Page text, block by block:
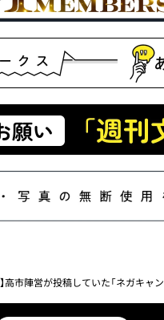
「ネガキャン動画」を独占入手《総裁選の期間中に…小泉進次郎氏に「無能で炎上」、林芳正氏に「論外でーす」》